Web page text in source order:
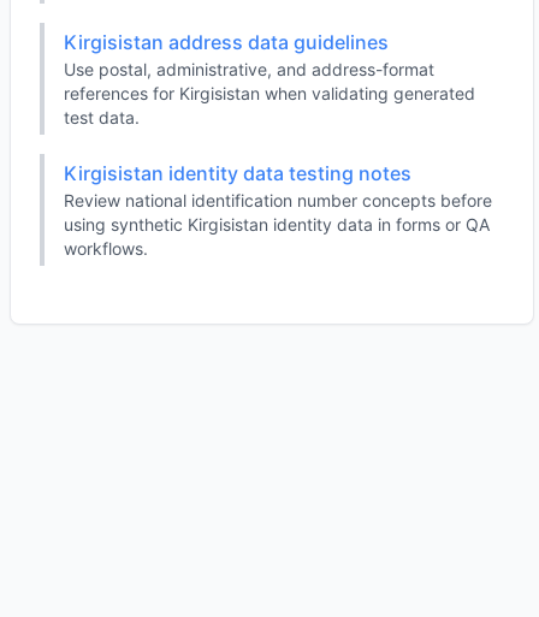
Kirgisistan address data guidelines
Use postal, administrative, and address-format
references for Kirgisistan when validating generated
test data.
Kirgisistan identity data testing notes
Review national identification number concepts before
using synthetic Kirgisistan identity data in forms or QA
workflows.